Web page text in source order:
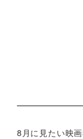
8月に見たい映